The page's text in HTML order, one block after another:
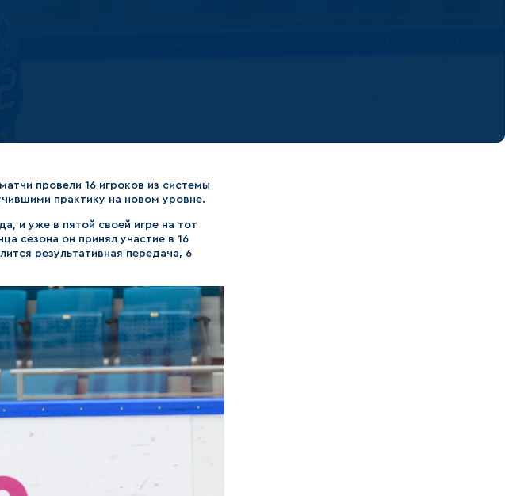
провели 16 игроков из системы
практику на новом уровне.
и уже в пятой своей игре на тот
сезона он принял участие в 16
результативная передача, 6